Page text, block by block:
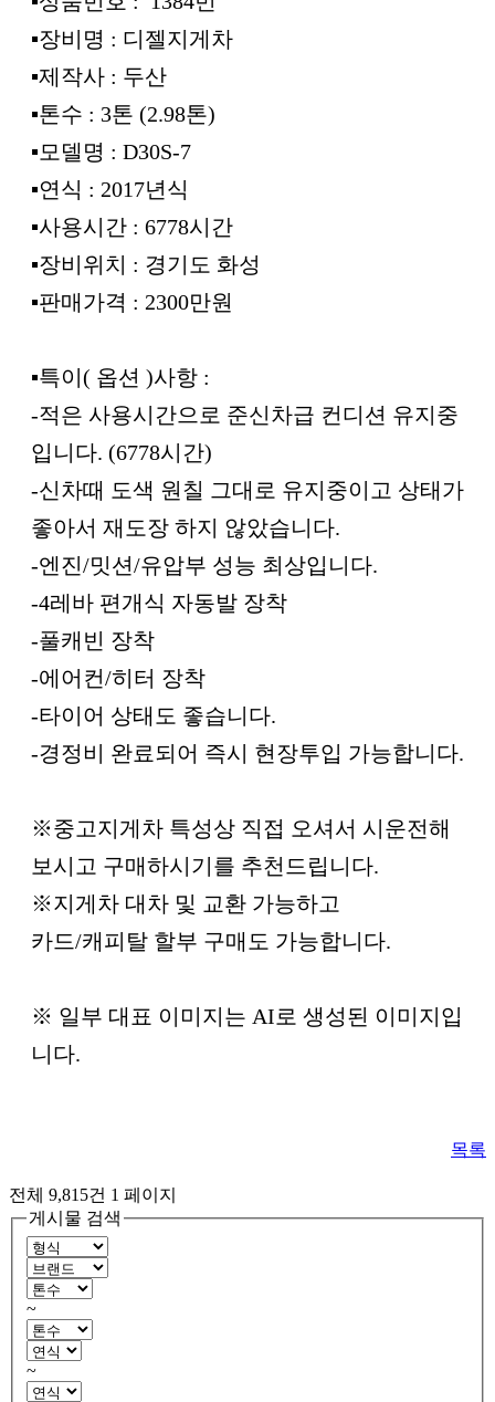
▪︎장비명 : 디젤지게차
▪︎제작사 : 두산
▪︎톤수 : 3톤 (2.98톤)
▪︎모델명 : D30S-7
▪︎연식 : 2017년식
▪︎사용시간 : 6778시간
▪︎장비위치 : 경기도 화성
▪︎판매가격 : 2300만원
▪︎특이( 옵션 )사항 :
-적은 사용시간으로 준신차급 컨디션 유지중
입니다. (6778시간)
-신차때 도색 원칠 그대로 유지중이고 상태가
좋아서 재도장 하지 않았습니다.
-엔진/밋션/유압부 성능 최상입니다.
-4레바 편개식 자동발 장착
-풀캐빈 장착
-에어컨/히터 장착
-타이어 상태도 좋습니다.
-경정비 완료되어 즉시 현장투입 가능합니다.
※중고지게차 특성상 직접 오셔서 시운전해
보시고 구매하시기를 추천드립니다.
※지게차 대차 및 교환 가능하고
카드/캐피탈 할부 구매도 가능합니다.
※ 일부 대표 이미지는 AI로 생성된 이미지입
니다.
목록
전체 9,815건 1 페이지
게시물 검색
~
~